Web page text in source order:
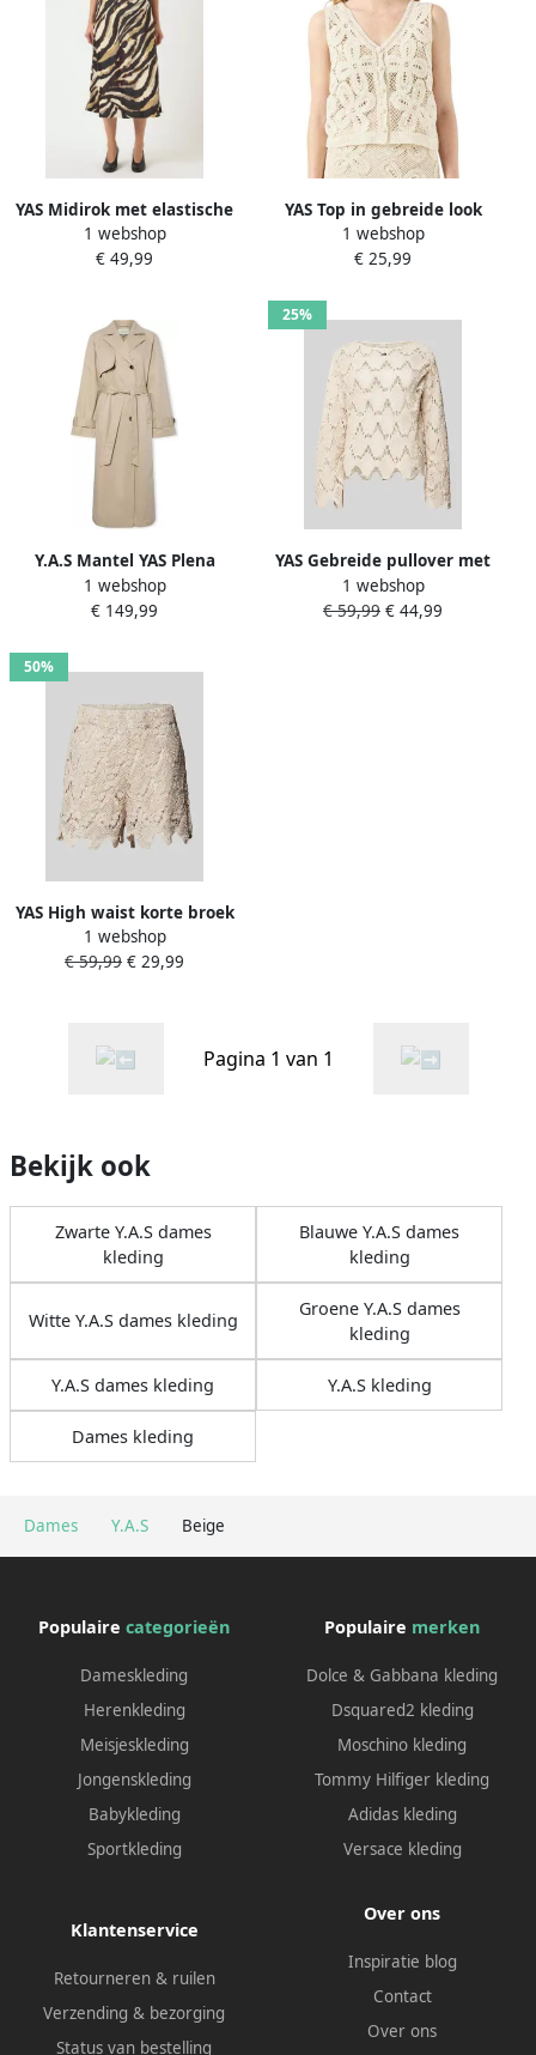
Dames Y.A.S Beige
YAS Midirok met elastische
band model 'PELLA'
1 webshop
€ 49,99
YAS Top in gebreide look
met ajourpatroon model
'ANULA'
1 webshop
€ 25,99
Y.A.S Mantel YAS Plena
Pleated Jacket Brown Rice
1 webshop
€ 149,99
25%
YAS Gebreide pullover met
gehaakt kant model
'NAJAARAQ'
1 webshop
€ 59,99 € 44,99
50%
YAS High waist korte broek
met gehaakt kant model
'NAJAARAQ'
1 webshop
€ 59,99 € 29,99
Pagina 1 van 1
Bekijk ook
Zwarte Y.A.S dames
kleding
Blauwe Y.A.S dames
kleding
Witte Y.A.S dames kleding
Groene Y.A.S dames
kleding
Y.A.S dames kleding Y.A.S kleding
Dames kleding
Populaire categorieën
Dameskleding
Herenkleding
Meisjeskleding
Jongenskleding
Babykleding
Sportkleding
Populaire merken
Dolce & Gabbana kleding
Dsquared2 kleding
Moschino kleding
Tommy Hilfiger kleding
Adidas kleding
Versace kleding
Klantenservice
Retourneren & ruilen
Verzending & bezorging
Status van bestelling
Over ons
Inspiratie blog
Contact
Over ons